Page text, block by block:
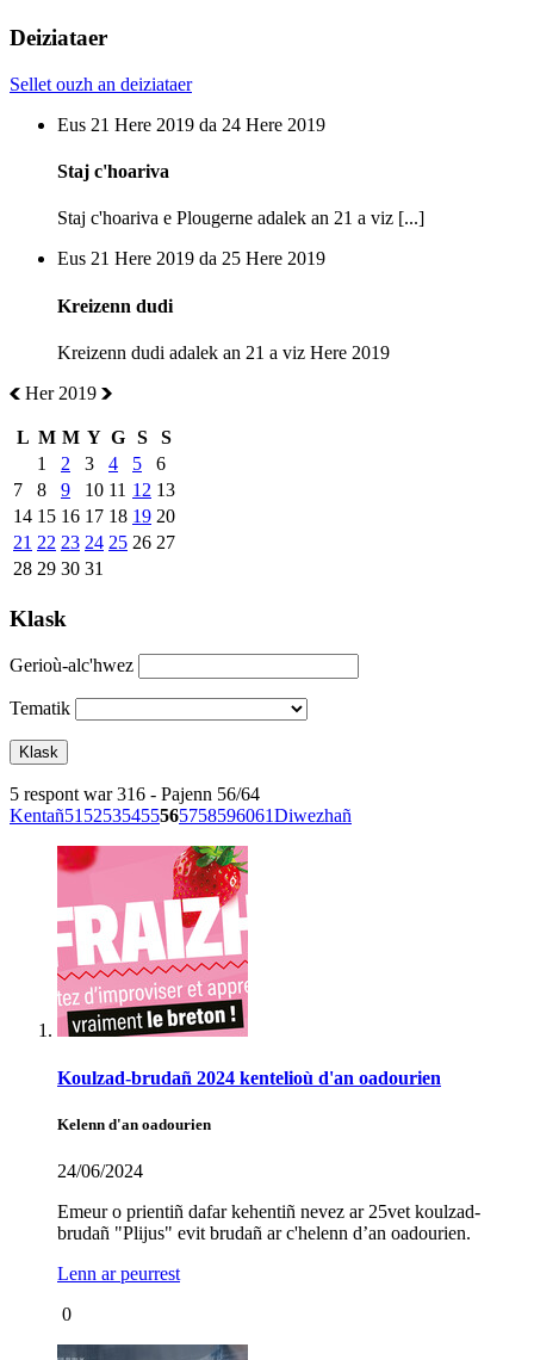
Deiziataer
Sellet ouzh an deiziataer
Eus 21 Here 2019 da 24 Here 2019
Staj c'hoariva
Staj c'hoariva e Plougerne adalek an 21 a viz [...]
Eus 21 Here 2019 da 25 Here 2019
Kreizenn dudi
Kreizenn dudi adalek an 21 a viz Here 2019
Her 2019
L M M Y G S
S
1
2 3 4 5
6
7
8 9 10 11 12 13
14 15 16 17 18 19 20
21 22 23 24 25 26 27
28 29 30 31
Klask
Gerioù-alc'hwez
Tematik
5 respont war 316 - Pajenn 56/64
Kentañ51 52535455565758596061Diwezhañ
Koulzad-brudañ 2024 kentelioù d'an oadourien
Kelenn d'an oadourien
24/06/2024
Emeur o prientiñ dafar kehentiñ nevez ar 25vet koulzad-
brudañ "Plijus" evit brudañ ar c'helenn d’an oadourien.
Lenn ar peurrest
0